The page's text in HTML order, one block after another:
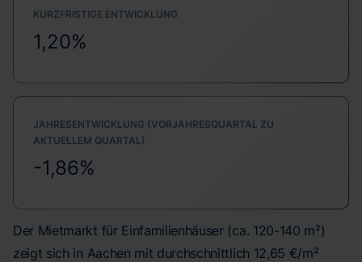
KURZFRISTIGE ENTWICKLUNG
1,20%
JAHRESENTWICKLUNG (VORJAHRESQUARTAL ZU
AKTUELLEM QUARTAL)
-1,86%
Der Mietmarkt für Einfamilienhäuser (ca. 120-140 m²)
zeigt sich in Aachen mit durchschnittlich 12,65 €/m²